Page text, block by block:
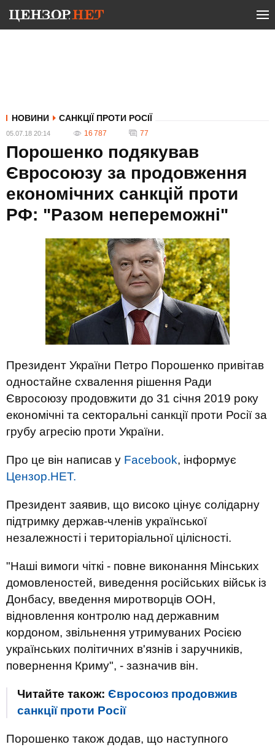
НОВИНИ САНКЦІЇ ПРОТИ РОСІЇ
05.07.18 20:14 16 787 77
Порошенко подякував
Євросоюзу за продовження
економічних санкцій проти
РФ: "Разом непереможні"
Президент України Петро Порошенко привітав
одностайне схвалення рішення Ради
Євросоюзу продовжити до 31 січня 2019 року
економічні та секторальні санкції проти Росії за
грубу агресію проти України.
Про це він написав у Facebook, інформує
Цензор.НЕТ.
Президент заявив, що високо цінує солідарну
підтримку держав-членів української
незалежності і територіальної цілісності.
"Наші вимоги чіткі - повне виконання Мінських
домовленостей, виведення російських військ із
Донбасу, введення миротворців ООН,
відновлення контролю над державним
кордоном, звільнення утримуваних Росією
українських політичних в'язнів і заручників,
повернення Криму", - зазначив він.
Читайте також: Євросоюз продовжив
санкції проти Росії
Порошенко також додав, що наступного